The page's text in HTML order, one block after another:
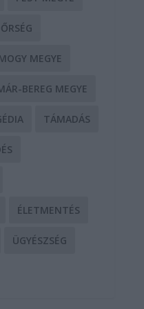
MEGYE
BEREG MEGYE
TÁMADÁS
ÉLETMENTÉS
ÜGYÉSZSÉG